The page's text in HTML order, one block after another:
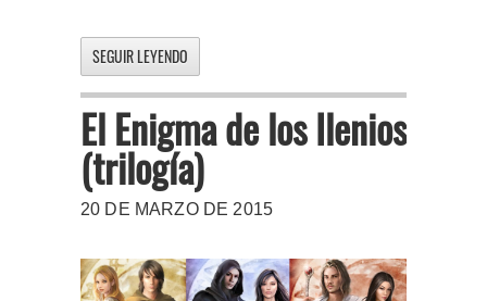
SEGUIR LEYENDO
El Enigma de los Ilenios
(trilogía)
20 DE MARZO DE 2015